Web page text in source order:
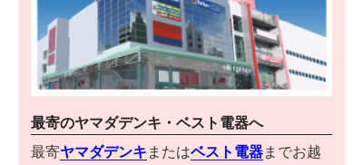
最寄のヤマダデンキ・ベスト電器へ
最寄ヤマダデンキ またはベスト電器までお越